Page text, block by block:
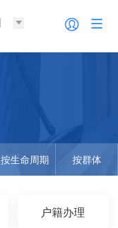
按生命周期 按群体
户籍办理